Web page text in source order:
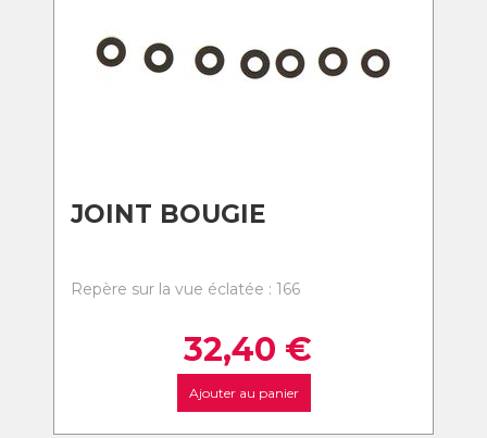
JOINT BOUGIE
Repère sur la vue éclatée : 166
32,40 €
Ajouter au panier